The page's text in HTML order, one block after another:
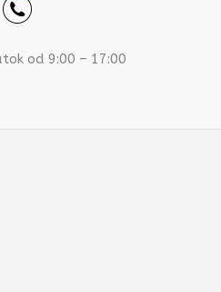
od 9:00 – 17:00